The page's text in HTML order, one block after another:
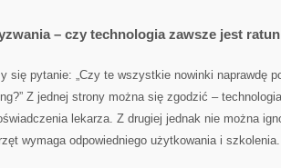
– czy technologia zawsze jest
się pytanie: „Czy te wszystkie nowinki naprawdę
Z jednej strony można się zgodzić –
lekarza. Z drugiej jednak nie można
wymaga odpowiedniego użytkowania i szkolenia.